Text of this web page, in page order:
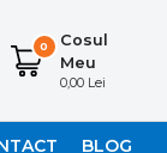
0
Cosul
Meu
0,00 Lei
BLOG